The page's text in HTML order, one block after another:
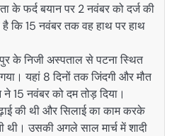
के फर्द बयान पर 2 नवंबर को दर्ज की
कि 15 नवंबर तक वह हाथ पर हाथ
के निजी अस्पताल से पटना स्थित
यहां 8 दिनों तक जिंदगी और मौत
15 नवंबर को दम तोड़ दिया।
की थी और सिलाई का काम करके
थी। उसकी अगले साल मार्च में शादी